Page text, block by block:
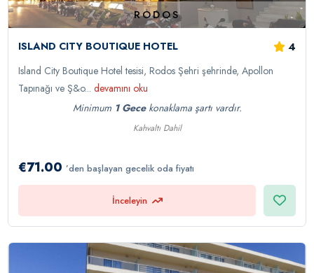
RODOS
ISLAND CITY BOUTIQUE HOTEL 4
Island City Boutique Hotel tesisi, Rodos Şehri şehrinde, Apollon
Tapınağı ve Ş&o...devamını oku
Minimum 1 Gecekonaklama şartı vardır.
Kahvaltı Dahil
€71.00 ’den başlayan gecelik oda fiyatı
İnceleyin